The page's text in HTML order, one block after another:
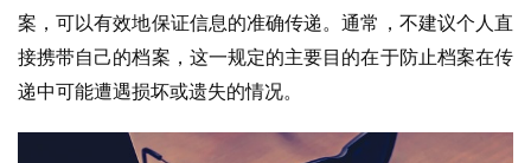
案，可以有效地保证信息的准确传递。通常，不建议个人直
接携带自己的档案，这一规定的主要目的在于防止档案在传
递中可能遭遇损坏或遗失的情况。